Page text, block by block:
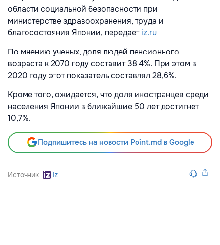
области социальной безопасности при
министерстве здравоохранения, труда и
благосостояния Японии, передаетiz.ru
По мнению ученых, доля людей пенсионного
возраста к 2070 году составит 38,4%. При этом в
2020 году этот показатель составлял 28,6%.
Кроме того, ожидается, что доля иностранцев среди
населения Японии в ближайшие 50 лет достигнет
10,7%.
Подпишитесь на новости Point.md в Google
Источник Iz